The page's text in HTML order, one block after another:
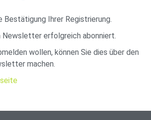
Bestätigung Ihrer Registrierung.
Newsletter erfolgreich abonniert.
wollen, können Sie dies über den
machen.